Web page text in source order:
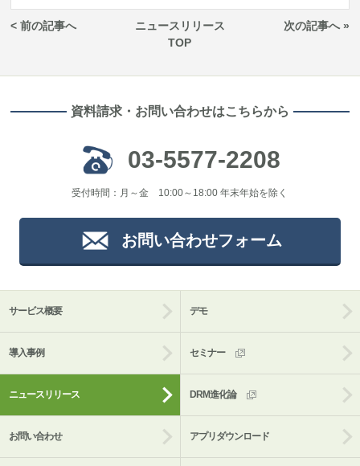
< 前の記事へ
ニュースリリース
TOP
次の記事へ »
資料請求・お問い合わせはこちらから
03-5577-2208
受付時間：月～金 10:00～18:00 年末年始を除く
お問い合わせフォーム
サービス概要 デモ
導入事例 セミナー
ニュースリリース DRM進化論
お問い合わせ アプリダウンロード